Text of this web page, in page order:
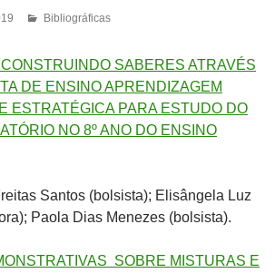
Bibliográficas
SABERES ATRAVÉS
DE ENSINO APRENDIZAGEM
ESTRATÉGICA PARA ESTUDO DO
NO 8º ANO DO ENSINO
Santos (bolsista); Elisângela Luz
Paola Dias Menezes (bolsista).
SOBRE MISTURAS E